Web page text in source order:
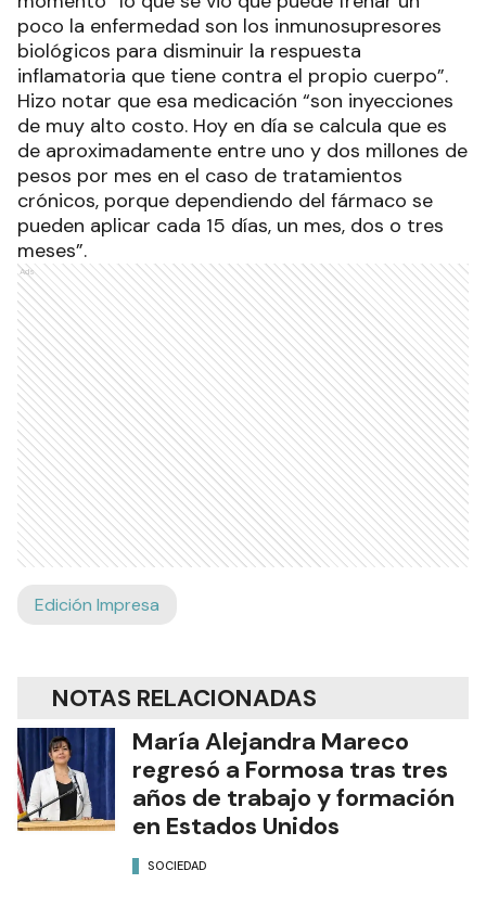
poco la enfermedad son los inmunosupresores
biológicos para disminuir la respuesta
inflamatoria que tiene contra el propio cuerpo”.
Hizo notar que esa medicación “son inyecciones
de muy alto costo. Hoy en día se calcula que es
de aproximadamente entre uno y dos millones de
pesos por mes en el caso de tratamientos
crónicos, porque dependiendo del fármaco se
pueden aplicar cada 15 días, un mes, dos o tres
meses”.
Ads
Edición Impresa
NOTAS RELACIONADAS
María Alejandra Mareco
regresó a Formosa tras tres
años de trabajo y formación
en Estados Unidos
SOCIEDAD